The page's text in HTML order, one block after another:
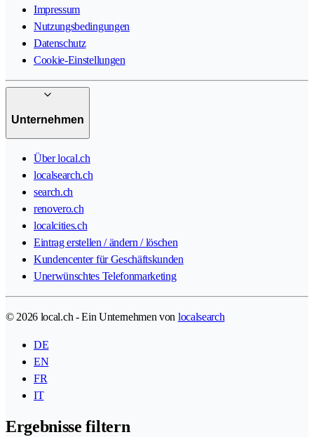
Impressum
Nutzungsbedingungen
Datenschutz
Cookie-Einstellungen
Unternehmen
Über local.ch
localsearch.ch
search.ch
renovero.ch
localcities.ch
Eintrag erstellen / ändern / löschen
Kundencenter für Geschäftskunden
Unerwünschtes Telefonmarketing
© 2026 local.ch - Ein Unternehmen von localsearch
DE
EN
FR
IT
Ergebnisse filtern